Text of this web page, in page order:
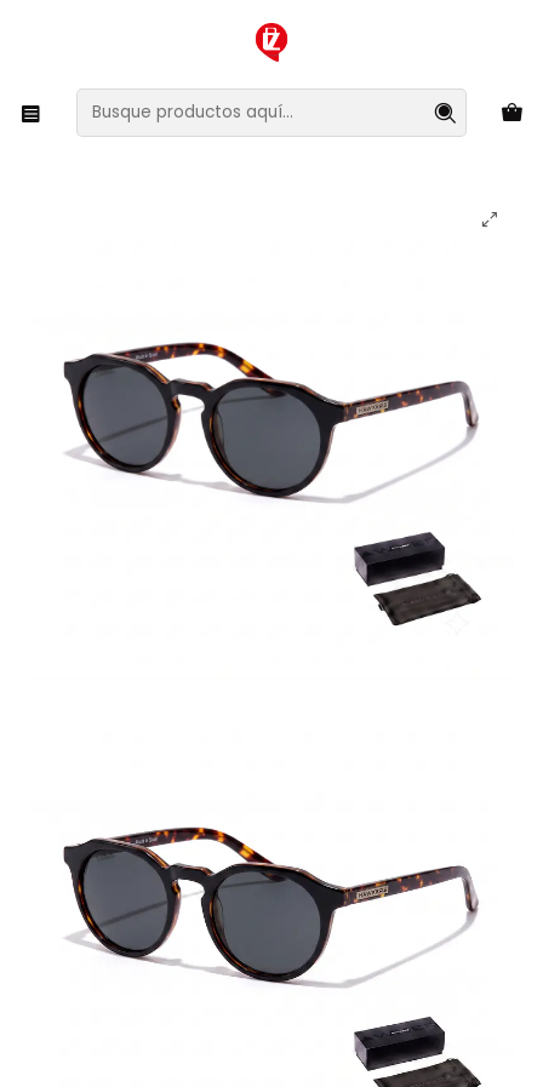
XMAS SALE ¡Compra antes de que la oferta termine!
Lentes y Accesorios Lentes de Sol
Lentes de Sol Polarizado Warwick Black Carey
HWAR20BBTP Unisex - Talla 51mm